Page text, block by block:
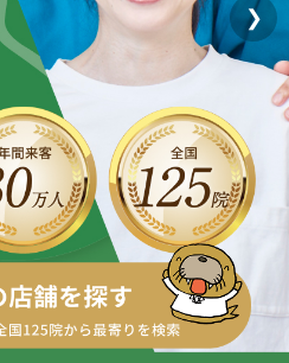
こちら
カラダを。
❯